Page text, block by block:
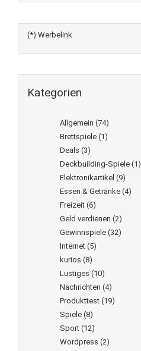
(*) Werbelink
Kategorien
Allgemein (74)
Brettspiele (1)
Deals (3)
Deckbuilding-Spiele (1)
Elektronikartikel (9)
Essen & Getränke (4)
Freizeit (6)
Geld verdienen (2)
Gewinnspiele (32)
Internet (5)
kurios (8)
Lustiges (10)
Nachrichten (4)
Produkttest (19)
Spiele (8)
Sport (12)
Wordpress (2)